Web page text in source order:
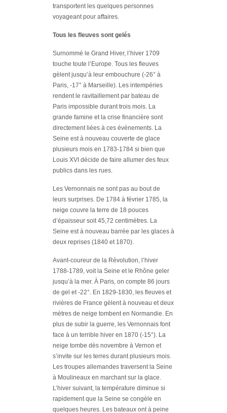
transportent les quelques personnes
voyageant pour affaires.
Tous les fleuves sont gelés
Surnommé le Grand Hiver, l’hiver 1709
touche toute l’Europe. Tous les fleuves
gèlent jusqu’à leur embouchure (-26° à
Paris, -17° à Marseille). Les intempéries
rendent le ravitaillement par bateau de
Paris impossible durant trois mois. La
grande famine et la crise financière sont
directement liées à ces événements. La
Seine est à nouveau couverte de glace
plusieurs mois en 1783-1784 si bien que
Louis XVI décide de faire allumer des feux
publics dans les rues.
Les Vernonnais ne sont pas au bout de
leurs surprises. De 1784 à février 1785, la
neige couvre la terre de 18 pouces
d’épaisseur soit 45,72 centimètres. La
Seine est à nouveau barrée par les glaces à
deux reprises (1840 et 1870).
Avant-coureur de la Révolution, l’hiver
1788-1789, voit la Seine et le Rhône geler
jusqu’à la mer. À Paris, on compte 86 jours
de gel et -22°. En 1829-1830, les fleuves et
rivières de France gèlent à nouveau et deux
mètres de neige tombent en Normandie. En
plus de subir la guerre, les Vernonnais font
face à un terrible hiver en 1870 (-15°). La
neige tombe dès novembre à Vernon et
s’invite sur les terres durant plusieurs mois.
Les troupes allemandes traversent la Seine
à Moulineaux en marchant sur la glace.
L’hiver suivant, la température diminue si
rapidement que la Seine se congèle en
quelques heures. Les bateaux ont à peine